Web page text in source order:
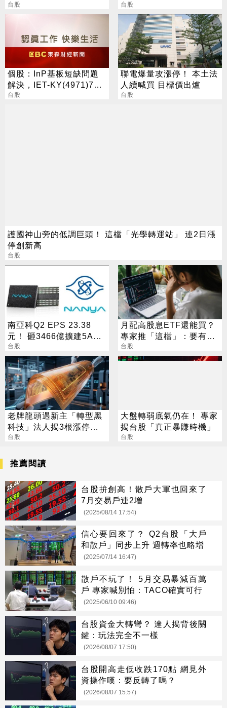
二成長曲線
台股
手腳要快
台股
個股：InP基板短缺問題
解決，IET-KY(4971)7月
營收1.05億元，重拾成長
台股
聯電爆量攻漲停！ 本土法
人續喊買 目標價出爐
台股
護國神山旁的低調巨頭！ 這檔「光學轉運站」 連2日漲
停創新高
台股
南亞科Q2 EPS 23.38
元！ 砸3466億擴建5A新
廠 今年資本支出增至697
億
台股
月配高股息ETF還能買？
專家推「這檔」：要有耐
心會長大
台股
老牌龍頭遇新主「轉型黑
科技」法人揭3根漲停背
後秘辛
台股
大盤轉弱底氣仍在！ 專家
揭台股「真正暴賺時機」
台股
推薦閱讀
台股拚創高！散戶大軍也回來了
7月交易戶連2增
(2025/08/14 17:54)
信心要回來了？ Q2台股「大戶
和散戶」同步上升 週轉率也略增
(2025/07/14 16:47)
散戶不玩了！ 5月交易暴減百萬
戶 專家喊別怕：TACO確實可行
(2025/06/10 09:46)
台股資金大轉彎？ 達人揭背後關
鍵：玩法完全不一樣
(2026/08/07 17:50)
台股開高走低收跌170點 網見外
資操作嘆：要反轉了嗎？
(2026/08/07 15:57)